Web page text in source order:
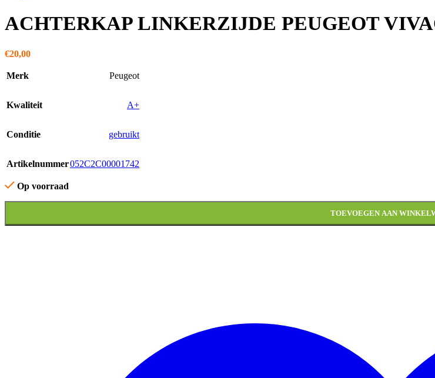
ACHTERKAP LINKERZIJDE PEUGEOT
€20,00
Merk Peugeot
Kwaliteit A+
Conditie gebruikt
Artikelnummer052C2C00001742
Op voorraad
TOEVOEGEN AAN